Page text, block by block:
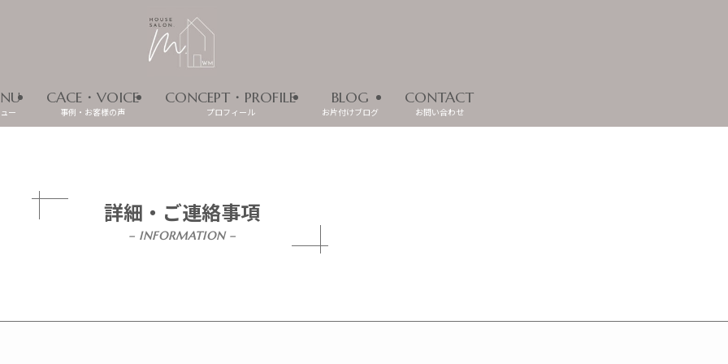
ー
CACE・VOICE
事例・お客様の声
CONCEPT・PROFILE
プロフィール
BLOG
お片付けブログ
CONTACT
お問い合わせ
詳細・ご連絡事項
– INFORMATION –